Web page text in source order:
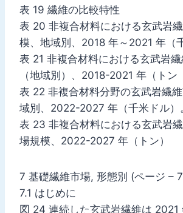
表 19 繊維の比較特性
表 20 非複合材料における玄武岩
模、地域別、2018 年～2021 年（
表 21 非複合材料における玄武岩
（地域別）、2018-2021 年（トン
表 22 非複合材料分野の玄武岩繊
域別、2022-2027 年（千米ドル）
表 23 非複合材料における玄武岩
場規模、2022-2027 年（トン）
7 基礎繊維市場, 形態別 (ページ –
7.1 はじめに
図 24 連続した玄武岩繊維は 2021